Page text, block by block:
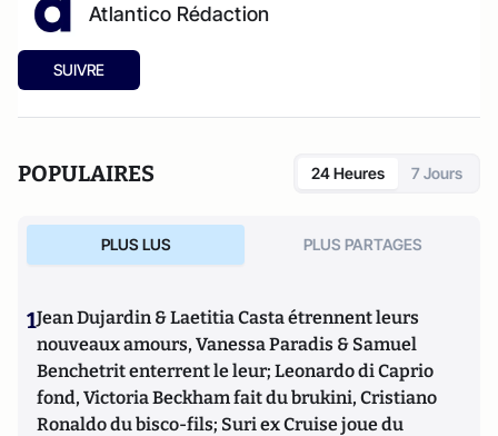
Atlantico Rédaction
SUIVRE
POPULAIRES 24 Heures 7 Jours
PLUS LUS PLUS PARTAGES
1Jean Dujardin & Laetitia Casta étrennent leurs
nouveaux amours, Vanessa Paradis & Samuel
Benchetrit enterrent le leur; Leonardo di Caprio
fond, Victoria Beckham fait du brukini, Cristiano
Ronaldo du bisco-fils; Suri ex Cruise joue du